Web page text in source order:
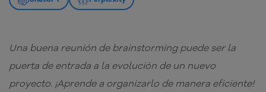
Una buena reunión de brainstorming puede ser la
puerta de entrada a la evolución de un nuevo
proyecto. ¡Aprende a organizarlo de manera eficiente!